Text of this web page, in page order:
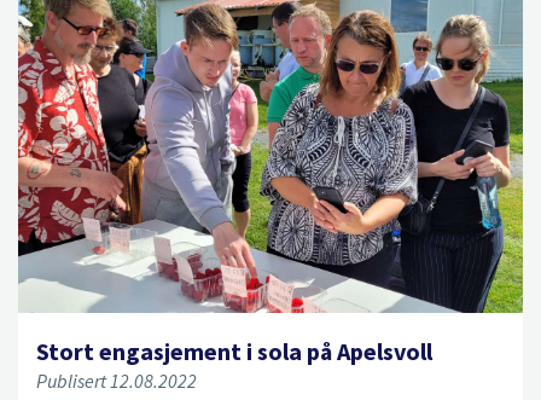
Stort engasjement i sola på Apelsvoll
Publisert 12.08.2022